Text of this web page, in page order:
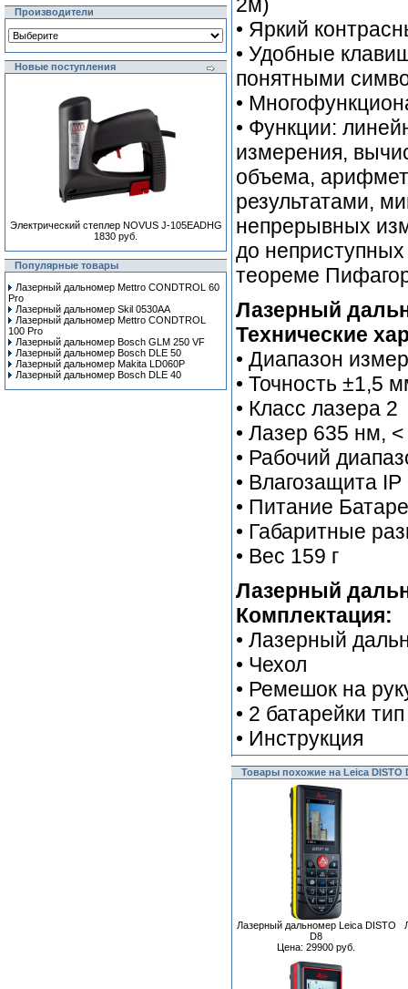
Производители
Новые поступления
Электрический степлер NOVUS J-105EADHG
1830 руб.
Популярные товары
Лазерный дальномер Mettro CONDTROL 60
Pro
Лазерный дальномер Skil 0530AA
Лазерный дальномер Mettro CONDTROL
100 Pro
Лазерный дальномер Bosch GLM 250 VF
Лазерный дальномер Bosch DLE 50
Лазерный дальномер Makita LD060P
Лазерный дальномер Bosch DLE 40
• Яркий
• Удобные
понятными
•
• Функции:
измерения,
объема,
результатами,
непрерывных
до
теореме
Лазерный
Технические
• Диапазон
• Точность ±1,5
• Класс лазера 2
• Лазер 635 нм,
• Рабочий
• Влагозащита IP
• Питание
• Габаритные
• Вес 159 г
Лазерный
Комплектация:
• Лазерный
• Чехол
• Ремешок на
• 2 батарейки
• Инструкция
Товары похожие на Leica DISTO
Лазерный дальномер Leica DISTO
D8
Цена: 29900 руб.